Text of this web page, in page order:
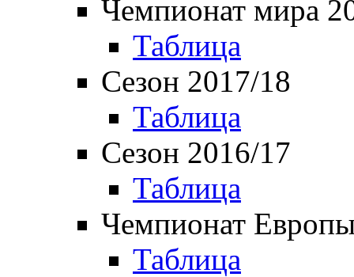
Чемпионат мира
Таблица
Сезон 2017/18
Таблица
Сезон 2016/17
Таблица
Чемпионат
Таблица